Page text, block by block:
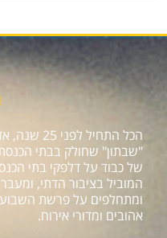
הכל התחיל
"שבתון" שחולק בבתי
של כבוד על דלפקי בתי
המוביל בציבור הדתי,
ומתחלפים על פרשת השבוע,
אהובים ומדורי אירוח.